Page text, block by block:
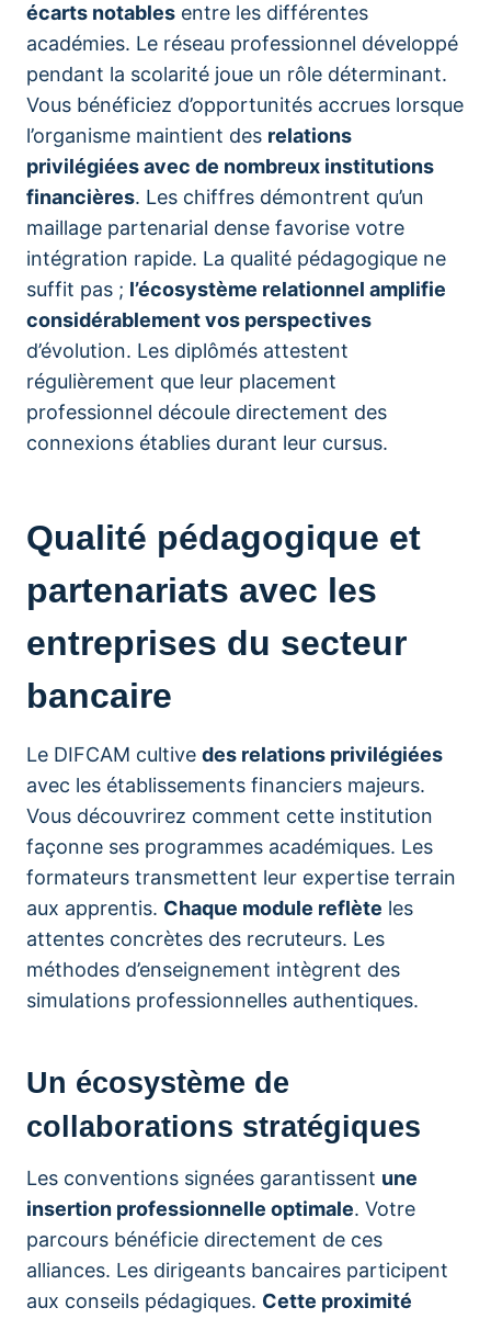
écarts notables entre les différentes
académies. Le réseau professionnel développé
pendant la scolarité joue un rôle déterminant.
Vous bénéficiez d’opportunités accrues lorsque
l’organisme maintient des relations
privilégiées avec de nombreux institutions
financières. Les chiffres démontrent qu’un
maillage partenarial dense favorise votre
intégration rapide. La qualité pédagogique ne
suffit pas ; l’écosystème relationnel amplifie
considérablement vos perspectives
d’évolution. Les diplômés attestent
régulièrement que leur placement
professionnel découle directement des
connexions établies durant leur cursus.
Qualité pédagogique et
partenariats avec les
entreprises du secteur
bancaire
Le DIFCAM cultive des relations privilégiées
avec les établissements financiers majeurs.
Vous découvrirez comment cette institution
façonne ses programmes académiques. Les
formateurs transmettent leur expertise terrain
aux apprentis. Chaque module reflète les
attentes concrètes des recruteurs. Les
méthodes d’enseignement intègrent des
simulations professionnelles authentiques.
Un écosystème de
collaborations stratégiques
Les conventions signées garantissent une
insertion professionnelle optimale. Votre
parcours bénéficie directement de ces
alliances. Les dirigeants bancaires participent
aux conseils pédagiques. Cette proximité